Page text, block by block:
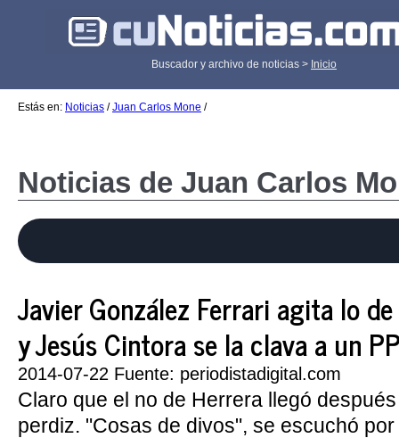
Buscador y archivo de noticias > Inicio
Estás en: Noticias /Juan Carlos Mone /
Noticias de Juan Carlos
Javier González Ferrari agita lo
y Jesús Cintora se la clava a un
2014-07-22 Fuente: periodistadigital.com
Claro que el no de Herrera llegó
perdiz. "Cosas de divos", se escuchó